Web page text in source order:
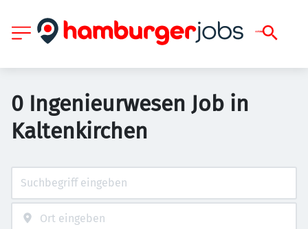
0 Ingenieurwesen Job in
Kaltenkirchen